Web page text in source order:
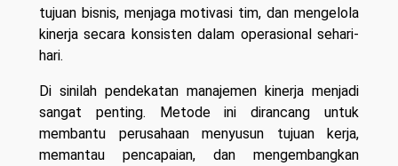
tujuan bisnis, menjaga motivasi tim, dan mengelola
kinerja secara konsisten dalam operasional sehari-
hari.
Di sinilah pendekatan manajemen kinerja menjadi
sangat penting. Metode ini dirancang untuk
membantu perusahaan menyusun tujuan kerja,
memantau pencapaian, dan mengembangkan